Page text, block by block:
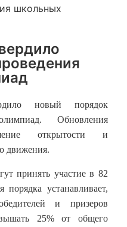
школьных
новый порядок
Обновления
открытости и
движения.
принять участие в 82
устанавливает,
и призеров
25% от общего